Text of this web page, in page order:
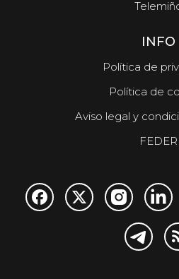
INFO
Política de
Política de
Aviso legal y
FEDER